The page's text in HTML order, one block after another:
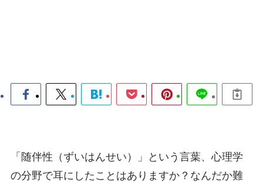
「随伴性（ずいはんせい）」という言葉、心理学
の分野で耳にしたことはありますか？なんだか難